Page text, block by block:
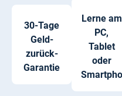
30-Tage
Geld-
zurück-
Garantie
Lerne am
PC,
Tablet
oder